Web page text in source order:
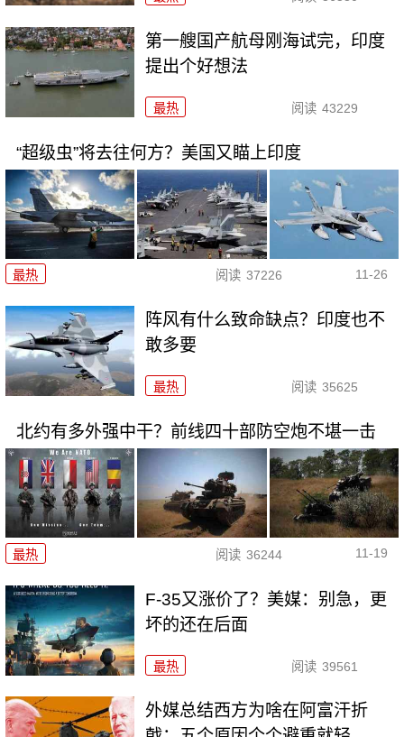
第一艘国产航母刚海试完，印度
提出个好想法
最热 阅读 43229
“超级虫”将去往何方？美国又瞄上印度
最热 阅读 37226 11-26
阵风有什么致命缺点？印度也不
敢多要
最热 阅读 35625
北约有多外强中干？前线四十部防空炮不堪一击
最热 阅读 36244 11-19
F-35又涨价了？美媒：别急，更
坏的还在后面
最热 阅读 39561
外媒总结西方为啥在阿富汗折